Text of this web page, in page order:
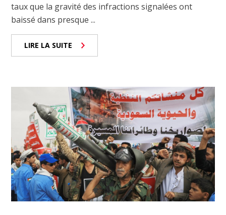
taux que la gravité des infractions signalées ont
baissé dans presque ...
LIRE LA SUITE